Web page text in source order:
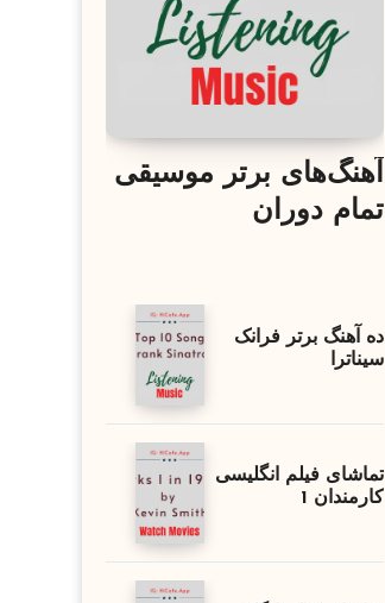
آهنگ‌های برتر موسیقی
تمام دوران
ده آهنگ برتر فرانک
سیناترا
تماشای فیلم انگلیسی
کارمندان 1